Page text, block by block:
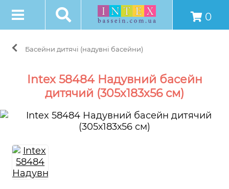
0
Басейни дитячі (надувні басейни)
Intex 58484 Надувний басейн
дитячий (305х183х56 см)